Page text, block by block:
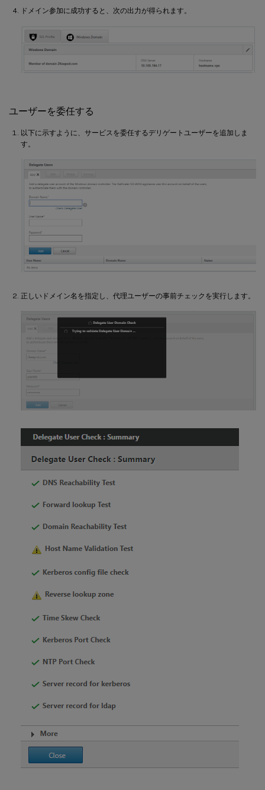
ドメイン参加に成功すると、次の出力が得られます。
ユーザーを委任する
以下に示すように、サービスを委任するデリゲートユーザーを追加しま
す。
正しいドメイン名を指定し、代理ユーザーの事前チェックを実行します。